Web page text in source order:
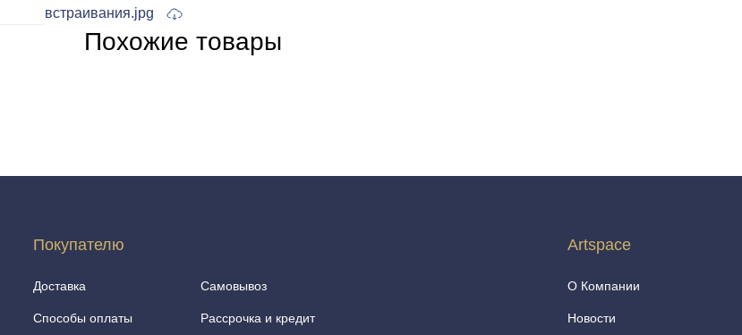
встраивания.jpg
Похожие товары
Покупателю
Доставка
Способы оплаты
Самовывоз
Рассрочка и кредит
Artspace
О Компании
Новости